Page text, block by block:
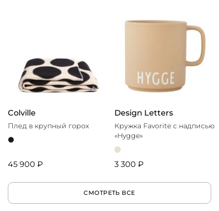
Colville
Плед в крупный горох
45 900 ₽
Design Letters
Кружка Favorite с надписью
«Hygge»
3 300 ₽
СМОТРЕТЬ ВСЕ